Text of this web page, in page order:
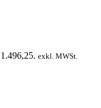
exkl. MWSt.